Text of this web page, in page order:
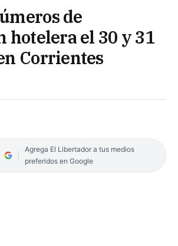
de
hotelera el 30 y 31
Corrientes
Agrega El Libertador a tus medios
preferidos en Google